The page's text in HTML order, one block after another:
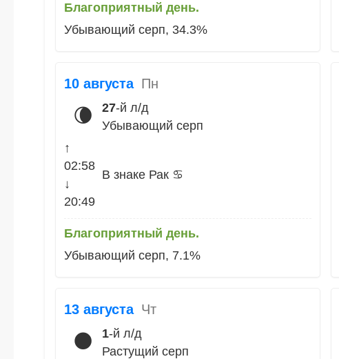
Благоприятный день.
Убывающий серп, 34.3%
10 августа Пн
🌘 27-й л/д
Убывающий серп
↑
02:58
↓
20:49
В знаке Рак ♋
Благоприятный день.
Убывающий серп, 7.1%
13 августа Чт
🌑 1-й л/д
Растущий серп